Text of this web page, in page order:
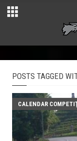
POSTS TAGGED
CALENDAR